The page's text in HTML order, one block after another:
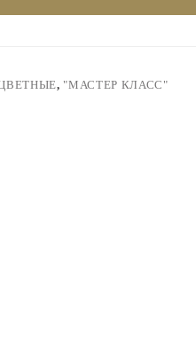
, "МАСТЕР КЛАСС"